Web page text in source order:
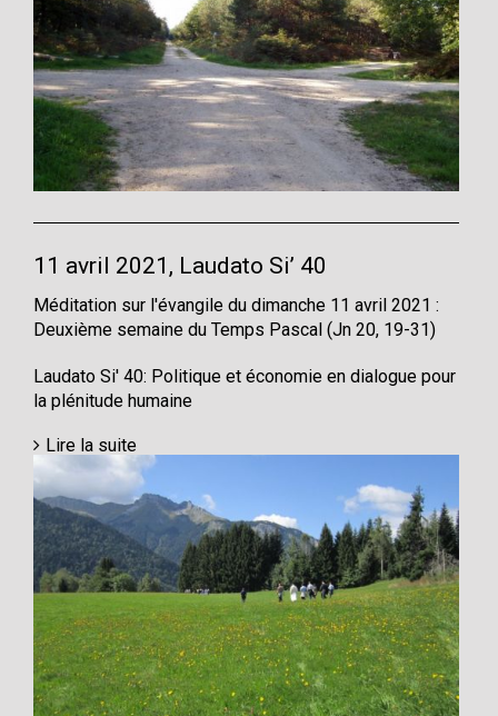
11 avril 2021, Laudato Si’ 40
Méditation sur l'évangile du dimanche 11 avril 2021 :
Deuxième semaine du Temps Pascal (Jn 20, 19-31)
Laudato Si' 40: Politique et économie en dialogue pour
la plénitude humaine
Lire la suite